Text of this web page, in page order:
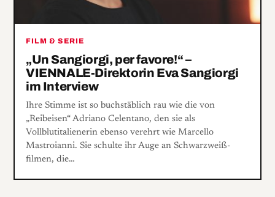
FILM & SERIE
„Un Sangiorgi, per favore!“ –
VIENNALE-Direktorin Eva Sangiorgi
im Interview
Ihre Stimme ist so buchstäblich rau wie die von
„Reibeisen“ Adriano Celentano, den sie als
Vollblutitalienerin ebenso verehrt wie Marcello
Mastroianni. Sie schulte ihr Auge an Schwarzweiß­
filmen, die…